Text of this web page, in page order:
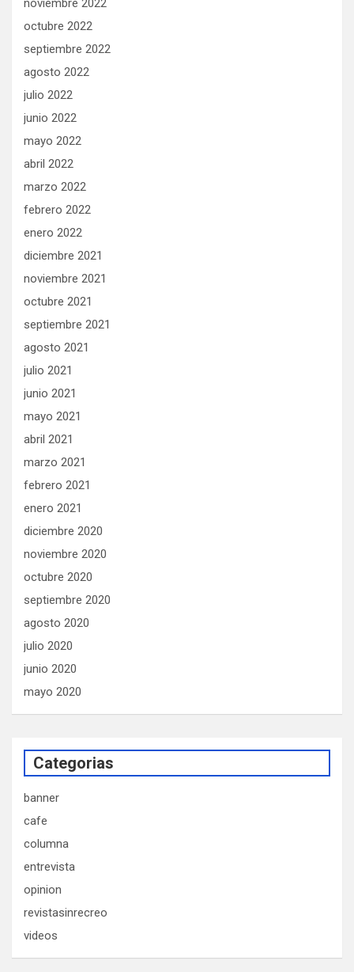
noviembre 2022
octubre 2022
septiembre 2022
agosto 2022
julio 2022
junio 2022
mayo 2022
abril 2022
marzo 2022
febrero 2022
enero 2022
diciembre 2021
noviembre 2021
octubre 2021
septiembre 2021
agosto 2021
julio 2021
junio 2021
mayo 2021
abril 2021
marzo 2021
febrero 2021
enero 2021
diciembre 2020
noviembre 2020
octubre 2020
septiembre 2020
agosto 2020
julio 2020
junio 2020
mayo 2020
Categorias
banner
cafe
columna
entrevista
opinion
revistasinrecreo
videos